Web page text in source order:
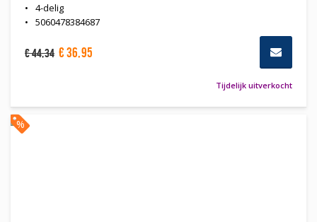
4-delig
5060478384687
€44,34 €36,95
Tijdelijk uitverkocht
%